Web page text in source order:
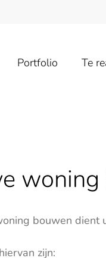
Portfolio Te
bouwen dient
zijn: